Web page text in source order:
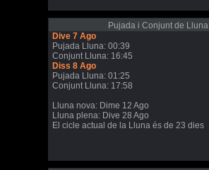
Pujada i Conjunt de Lluna
Dive 7 Ago
Pujada Lluna: 00:39
Conjunt Lluna: 16:45
Diss 8 Ago
Pujada Lluna: 01:25
Conjunt Lluna: 17:58
Lluna nova: Dime 12 Ago
Lluna plena: Dive 28 Ago
El cicle actual de la Lluna és de 23 dies